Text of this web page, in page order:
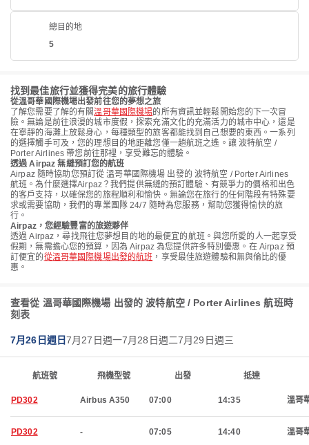
總目的地
5
找到最佳旅行並獲得完美的旅行體驗
從溫哥華國際機場出發前往您的夢想之旅
了解您需要了解的有關溫哥華國際機場的所有資訊並輕鬆開始您的下一次冒
險。無論是前往浪漫的城市度假，探索充滿文化的充滿活力的城市中心，還是
在寧靜的海灘上放鬆身心，每種類型的旅客都能找到自己想要的東西。一系列
的選擇觸手可及，您的理想目的地距離您僅一趟航班之遙。讓 波特航空 /
Porter Airlines 帶您前往那裡，享受難忘的體驗。
透過 Airpaz 無縫預訂您的航班
Airpaz 隨時協助您預訂從 溫哥華國際機場 出發的 波特航空 / Porter Airlines
航班。為什麼選擇Airpaz？我們提供無縫的預訂體驗、有競爭力的價格和出色
的客戶支持，以確保您的旅程順利和愉快。無論您在旅行的任何階段有特殊要
求或需要協助，我們的專業團隊 24/7 隨時為您服務，幫助您獲得愉快的旅
行。
Airpaz，您經驗豐富的旅遊夥伴
透過 Airpaz，尋找飛往您夢想目的地的最便宜的航班。與您所愛的人一起享受
假期，無需擔心您的預算，因為 Airpaz 為您提供許多特別優惠。在 Airpaz 預
訂便宜的從溫哥華國際機場出發的航班 ，享受最佳旅遊體驗和無與倫比的優
惠。
查看從 溫哥華國際機場 出發的 波特航空 / Porter Airlines 航班時
刻表
7月26日週日7月27日週一7月28日週二7月29日週三
航班號 飛機型號 出發 抵達
PD302 Airbus A350 07:00 14:35 溫哥
PD302 - 07:05 14:40 溫哥